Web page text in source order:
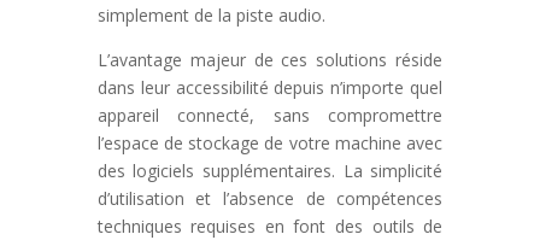
simplement de la piste audio.
L’avantage majeur de ces solutions réside
dans leur accessibilité depuis n’importe quel
appareil connecté, sans compromettre
l’espace de stockage de votre machine avec
des logiciels supplémentaires. La simplicité
d’utilisation et l’absence de compétences
techniques requises en font des outils de